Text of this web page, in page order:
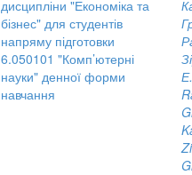
дисципліни "Економіка та
бізнес" для студентів
напряму підготовки
6.050101 "Комп’ютерні
науки" денної форми
навчання